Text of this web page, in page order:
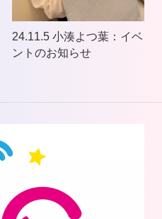
24.11.5 小湊よつ葉：イベ
ントのお知らせ